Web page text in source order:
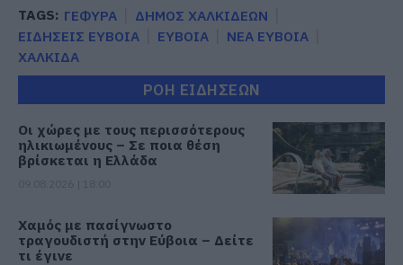
TAGS: ΓΕΦΥΡΑ
ΔΗΜΟΣ ΧΑΛΚΙΔΕΩΝ
ΕΙΔΗΣΕΙΣ ΕΥΒΟΙΑ
ΕΥΒΟΙΑ
ΝΕΑ ΕΥΒΟΙΑ
ΧΑΛΚΙΔΑ
ΡΟΗ ΕΙΔΗΣΕΩΝ
Οι χώρες με τους περισσότερους
ηλικιωμένους – Σε ποια θέση
βρίσκεται η Ελλάδα
Χαμός με πασίγνωστο
τραγουδιστή στην Εύβοια – Δείτε
τι έγινε